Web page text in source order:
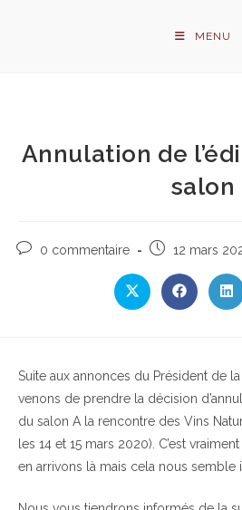
MENU
Annulation de
salon
Commentaires
0 commentaire
Publication
12 mars
Ouvrir
dans
Ouvrir
dans
Suite aux annonces du Président de
venons de prendre la décision
du salon A la rencontre des Vins
les 14 et 15 mars 2020). C’est
en arrivons là mais cela nous semble